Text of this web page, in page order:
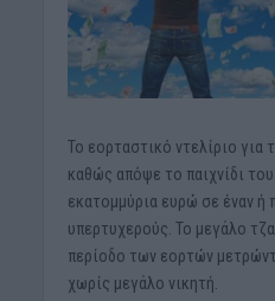
To εορταστικό ντελίριο για
καθώς απόψε το παιχνίδι
εκατομμύρια ευρώ σε έναν ή
υπερτυχερούς. Το μεγάλο
περίοδο των εορτών
χωρίς μεγάλο νικητή.